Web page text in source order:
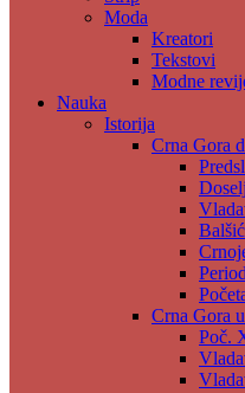
Moda
Kreatori
Tekstovi
Modne
Nauka
Istorija
Crna Gora
Crna Gora
Poč.